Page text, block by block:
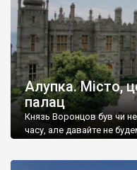
Алупка. Місто,
палац
Князь Воронцов був чи
часу, але давайте не